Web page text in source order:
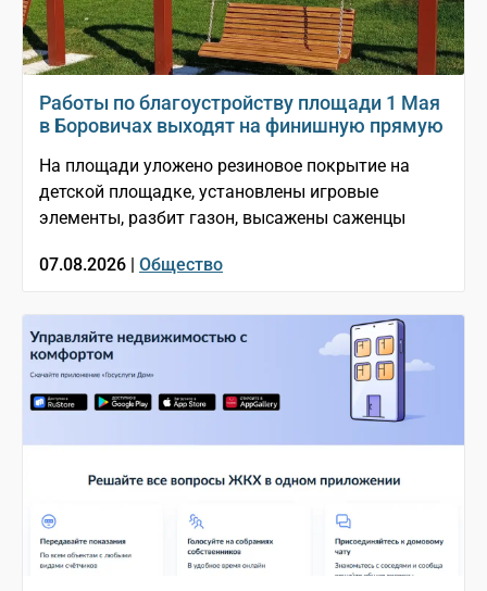
Работы по благоустройству площади 1 Мая
в Боровичах выходят на финишную прямую
На площади уложено резиновое покрытие на
детской площадке, установлены игровые
элементы, разбит газон, высажены саженцы
07.08.2026 | Общество